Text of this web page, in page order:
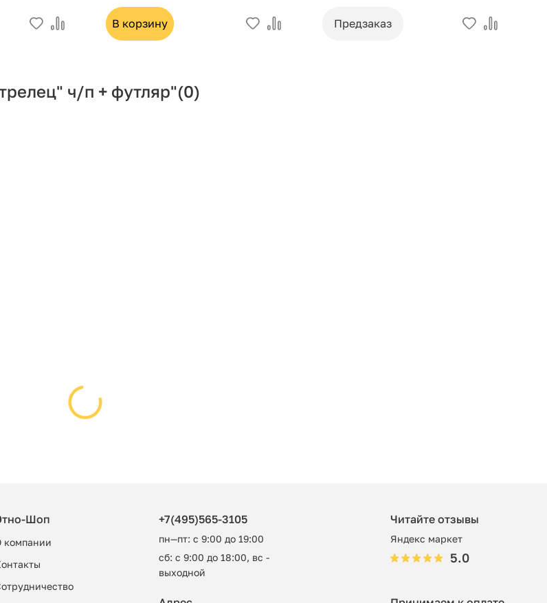
В корзину Предзаказ
ч/п + футляр"(0)
Шоп
компании
+7(495)565-3105
пн—пт: с 9:00 до 19:00
сб: с 9:00 до 18:00, вс -
выходной
Читайте отзывы
Яндекс маркет
5.0